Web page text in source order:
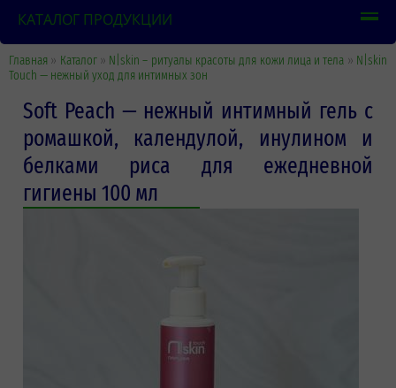
КАТАЛОГ ПРОДУКЦИИ
Главная » Каталог» N|skin – ритуалы красоты для кожи лица и тела » N|skin
Touch — нежный уход для интимных зон
Soft Peach — нежный интимный гель с
ромашкой, календулой, инулином и
белками риса для ежедневной
гигиены 100 мл